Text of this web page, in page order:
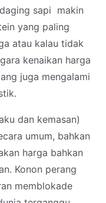
sapi makin
yang paling
atau kalau tidak
kenaikan harga
juga mengalami
dan kemasan)
umum, bahkan
harga bahkan
Konon perang
memblokade